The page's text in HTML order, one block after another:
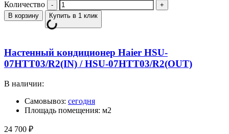
Количество
В корзину Купить в 1 клик
Настенный кондиционер Haier HSU-
07HTT03/R2(IN) / HSU-07HTT03/R2(OUT)
В наличии:
Самовывоз: сегодня
Площадь помещения: м2
24 700 ₽